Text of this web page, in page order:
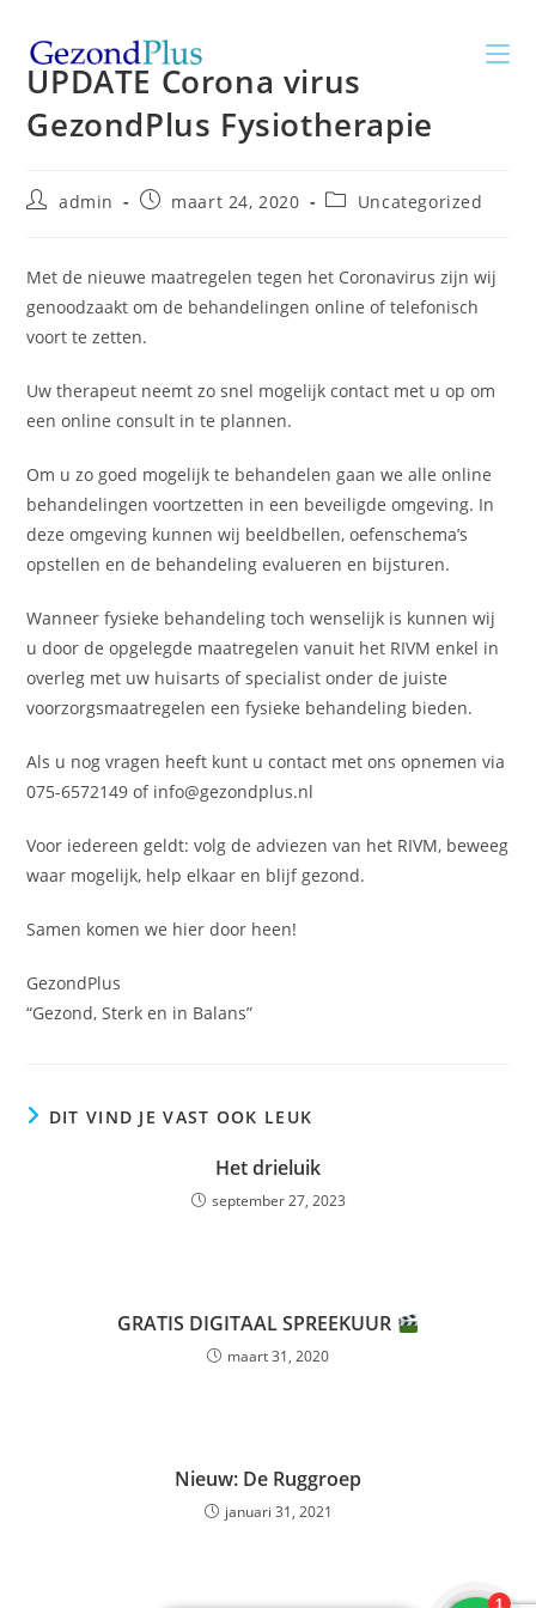
naar
inhoudUPDATE Corona virus
GezondPlus Fysiotherapie
Bericht
admin
Berichtmaart 24, 2020 Berichtcategorie:
Uncategorized
Met de nieuwe maatregelen tegen het Coronavirus zijn wij
genoodzaakt om de behandelingen online of telefonisch
voort te zetten.
Uw therapeut neemt zo snel mogelijk contact met u op om
een online consult in te plannen.
Om u zo goed mogelijk te behandelen gaan we alle online
behandelingen voortzetten in een beveiligde omgeving. In
deze omgeving kunnen wij beeldbellen, oefenschema’s
opstellen en de behandeling evalueren en bijsturen.
Wanneer fysieke behandeling toch wenselijk is kunnen wij
u door de opgelegde maatregelen vanuit het RIVM enkel in
overleg met uw huisarts of specialist onder de juiste
voorzorgsmaatregelen een fysieke behandeling bieden.
Als u nog vragen heeft kunt u contact met ons opnemen via
075-6572149 of info@gezondplus.nl
Voor iedereen geldt: volg de adviezen van het RIVM, beweeg
waar mogelijk, help elkaar en blijf gezond.
Samen komen we hier door heen!
GezondPlus
“Gezond, Sterk en in Balans”
DIT VIND JE VAST OOK LEUK
Het drieluik
september 27, 2023
GRATIS DIGITAAL SPREEKUUR
maart 31, 2020
Nieuw: De Ruggroep
januari 31, 2021